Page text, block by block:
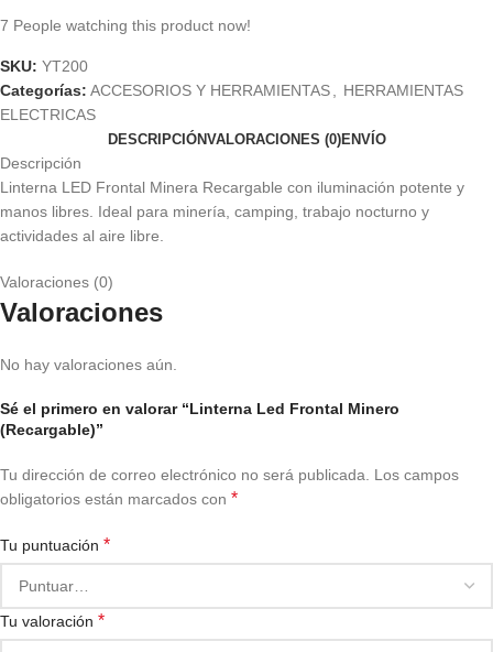
7 People watching this product now!
SKU: YT200
Categorías: ACCESORIOS Y HERRAMIENTAS, HERRAMIENTAS
ELECTRICAS
DESCRIPCIÓNVALORACIONES (0)ENVÍO
Descripción
Linterna LED Frontal Minera Recargable con iluminación potente y
manos libres. Ideal para minería, camping, trabajo nocturno y
actividades al aire libre.
Valoraciones (0)
Valoraciones
No hay valoraciones aún.
Sé el primero en valorar “Linterna Led Frontal Minero
(Recargable)”
Tu dirección de correo electrónico no será publicada. Los campos
obligatorios están marcados con *
Tu puntuación *
Tu valoración *